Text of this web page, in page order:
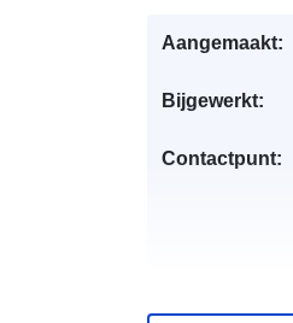
Aangemaakt:
Bijgewerkt:
Contactpunt: